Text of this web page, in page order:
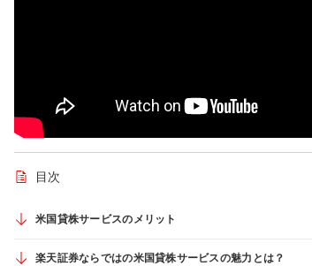
目次
米国貸株サービスのメリット
楽天証券ならではの米国貸株サービスの魅力とは？